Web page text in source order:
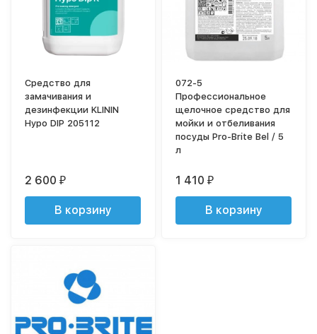
Средство для
замачивания и
дезинфекции KLININ
Hypo DIP 205112
2 600₽
В корзину
072-5
Профессиональное
щелочное средство для
мойки и отбеливания
посуды Pro-Brite Bel / 5
л
1 410₽
В корзину